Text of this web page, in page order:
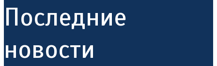
Последние
новости